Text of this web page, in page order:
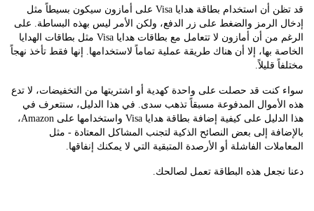
قد تظن أن استخدام بطاقة هدايا Visa على أمازون سيكون بسيطاً مثل
الرمز والضغط على زر الدفع، ولكن الأمر ليس بهذه البساطة. على
الرغم من أن أمازون لا تتعامل مع بطاقات هدايا Visa مثل بطاقات الهدايا
بها، إلا أن هناك طريقة عملية تماماً لاستخدامها. إنها فقط تأخذ نهجاً
قليلاً.
قد حصلت على واحدة كهدية أو اشتريتها من التخفيضات، لا تدع
المدفوعة مسبقاً تذهب سدى. في هذا الدليل، سنتعرف في
هذا الدليل على كيفية إضافة بطاقة هدايا Visa واستخدامها على Amazon،
إلى بعض النصائح الذكية لتجنب المشاكل المعتادة - مثل
الفاشلة أو الأرصدة المتبقية التي لا يمكنك إنفاقها.
هذه البطاقة تعمل لصالحك.